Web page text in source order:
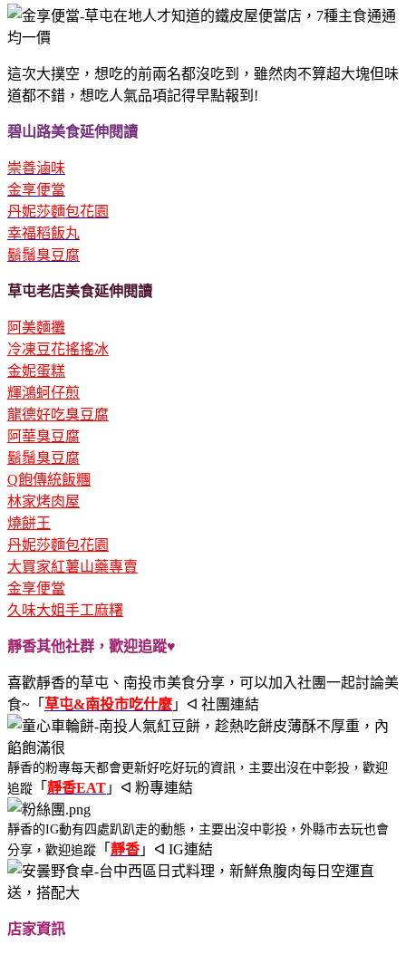
這次大撲空，想吃的前兩名都沒吃到，雖然肉不算超大塊但味
道都不錯，想吃人氣品項記得早點報到!
碧山路美食延伸閱讀
崇善滷味
金享便當
丹妮莎麵包花園
幸福稻飯丸
鬍鬚臭豆腐
草屯老店美食延伸閱讀
阿美麵攤
冷凍豆花搖搖冰
金妮蛋糕
輝鴻蚵仔煎
龍德好吃臭豆腐
阿華臭豆腐
鬍鬚臭豆腐
Q飽傳統飯糰
林家烤肉屋
燒餅王
丹妮莎麵包花園
大買家紅薯山藥專賣
金享便當
久味大姐手工麻糬
靜香其他社群，歡迎追蹤♥
喜歡靜香的草屯、南投市美食分享，可以加入社團一起討論美
食~ 「 草屯&南投市吃什麼 」ᐊ 社團連結
靜香的粉專每天都會更新好吃好玩的資訊，主要出沒在中彰投，歡迎
追蹤 「 靜香EAT 」ᐊ 粉專連結
靜香的IG動有四處趴趴走的動態，主要出沒中彰投，外縣市去玩也會
分享，歡迎追蹤 「 靜香 」ᐊ IG連結
店家資訊